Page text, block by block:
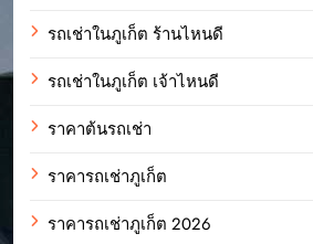
รถเช่าในภูเก็ต ร้านไหนดี
รถเช่าในภูเก็ต เจ้าไหนดี
ราคาต้นรถเช่า
ราคารถเช่าภูเก็ต
ราคารถเช่าภูเก็ต 2026